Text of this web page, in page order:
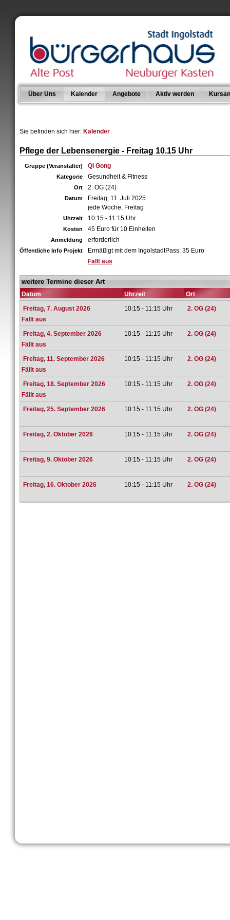
Über Uns Kalender Angebote Aktiv werden
Sie befinden sich hier: Kalender
Pflege der Lebensenergie - Freitag 10.15 Uhr
Gruppe (Veranstalter) Qi Gong
Kategorie Gesundheit & Fitness
Ort 2. OG (24)
Datum
Freitag, 11. Juli 2025
jede Woche, Freitag
Uhrzeit 10:15 - 11:15 Uhr
Kosten 45 Euro für 10 Einheiten
Anmeldung erforderlich
Öffentliche Info Projekt
Ermäßigt mit dem IngolstadtPass: 35 Euro
Fällt aus
weitere Termine dieser Art
Datum Uhrzeit
Ort
Freitag, 7. August 2026
Fällt aus
10:15 - 11:15 Uhr 2. OG (24)
Freitag, 4. September 2026
Fällt aus
10:15 - 11:15 Uhr 2. OG (24)
Freitag, 11. September 2026
Fällt aus
10:15 - 11:15 Uhr 2. OG (24)
Freitag, 18. September 2026
Fällt aus
10:15 - 11:15 Uhr 2. OG (24)
Freitag, 25. September 2026 10:15 - 11:15 Uhr 2. OG (24)
Freitag, 2. Oktober 2026 10:15 - 11:15 Uhr 2. OG (24)
Freitag, 9. Oktober 2026 10:15 - 11:15 Uhr 2. OG (24)
Freitag, 16. Oktober 2026 10:15 - 11:15 Uhr 2. OG (24)